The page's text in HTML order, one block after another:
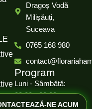
Dragoș Vodă
Milișăuți,
Suceava
0765 168 980
Program
Luni - Sâmbătă:
08:00 - 20:00
NE ACUM